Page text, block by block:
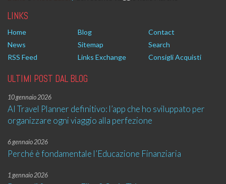
LINKS
Home Blog
Contact
News
Sitemap
Search
RSS Feed
Links Exchange Consigli Acquisti
ULTIMI POST DAL BLOG
10 gennaio 2026
AI Travel Planner definitivo: l’app che ho sviluppato per
organizzare ogni viaggio alla perfezione
6 gennaio 2026
Perché è fondamentale l’Educazione Finanziaria
1 gennaio 2026